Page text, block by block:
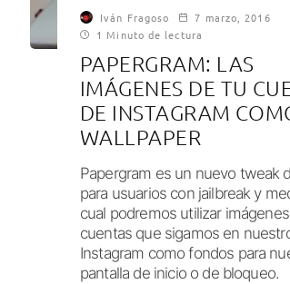
Iván Fragoso
7 marzo, 2016
1 Minuto de lectura
PAPERGRAM: LAS
IMÁGENES DE TU
DE INSTAGRAM
WALLPAPER
Papergram es un nuevo tweak
para usuarios con jailbreak y
cual podremos utilizar
cuentas que sigamos en
Instagram como fondos para
pantalla de inicio o de bloqueo.